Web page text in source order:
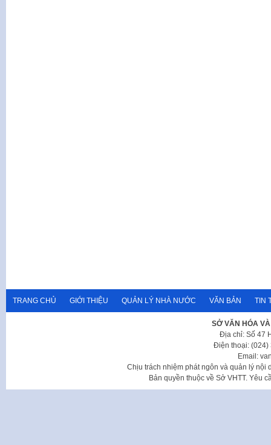
TRANG CHỦ GIỚI THIỆU QUẢN LÝ NHÀ NƯỚC VĂN BẢN TIN
SỞ VĂN HÓA
Địa chỉ: Số 47
Điện thoại: (024)
Email:
Chịu trách nhiệm phát ngôn và quản lý nội
Bản quyền thuộc về Sở VHTT. Yêu